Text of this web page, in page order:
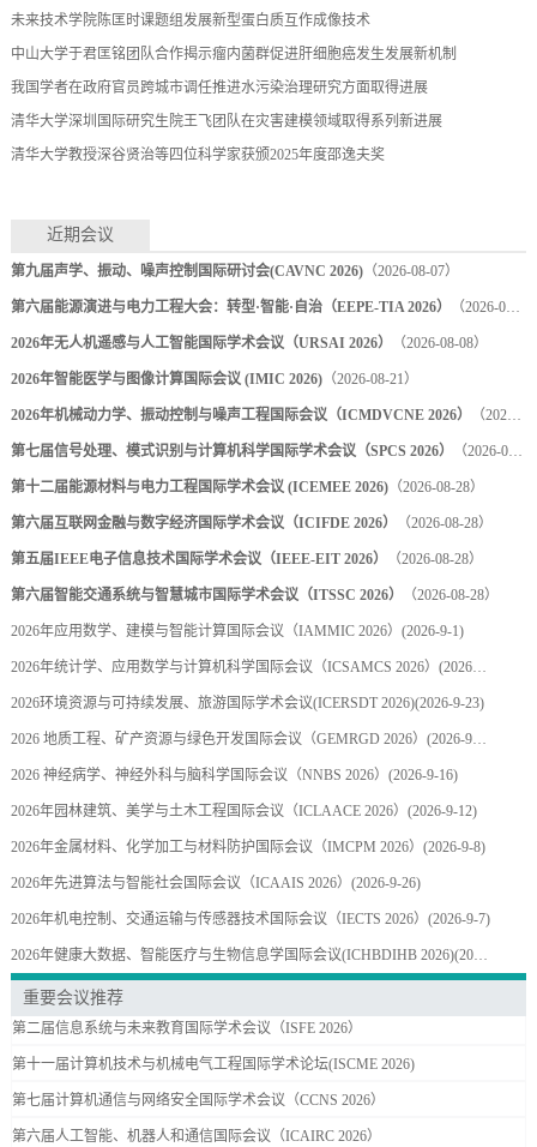
未来技术学院陈匡时课题组发展新型蛋白质互作成像技术
中山大学于君匡铭团队合作揭示瘤内菌群促进肝细胞癌发生发展新机制
我国学者在政府官员跨城市调任推进水污染治理研究方面取得进展
清华大学深圳国际研究生院王飞团队在灾害建模领域取得系列新进展
清华大学教授深谷贤治等四位科学家获颁2025年度邵逸夫奖
近期会议
第九届声学、振动、噪声控制国际研讨会(CAVNC 2026)（2026-08-07）
第六届能源演进与电力工程大会：转型·智能·自治（EEPE-TIA 2026） （2026-08-07）
2026年无人机遥感与人工智能国际学术会议（URSAI 2026） （2026-08-08）
2026年智能医学与图像计算国际会议 (IMIC 2026)（2026-08-21）
2026年机械动力学、振动控制与噪声工程国际会议（ICMDVCNE 2026） （2026-08-22）
第七届信号处理、模式识别与计算机科学国际学术会议（SPCS 2026） （2026-08-28）
第十二届能源材料与电力工程国际学术会议 (ICEMEE 2026)（2026-08-28）
第六届互联网金融与数字经济国际学术会议（ICIFDE 2026） （2026-08-28）
第五届IEEE电子信息技术国际学术会议（IEEE-EIT 2026） （2026-08-28）
第六届智能交通系统与智慧城市国际学术会议（ITSSC 2026） （2026-08-28）
2026年应用数学、建模与智能计算国际会议（IAMMIC 2026） (2026-9-1)
2026年统计学、应用数学与计算机科学国际会议（ICSAMCS 2026） (2026-9-30)
2026环境资源与可持续发展、旅游国际学术会议(ICERSDT 2026)(2026-9-23)
2026 地质工程、矿产资源与绿色开发国际会议（GEMRGD 2026） (2026-9-25)
2026 神经病学、神经外科与脑科学国际会议（NNBS 2026） (2026-9-16)
2026年园林建筑、美学与土木工程国际会议（ICLAACE 2026） (2026-9-12)
2026年金属材料、化学加工与材料防护国际会议（IMCPM 2026） (2026-9-8)
2026年先进算法与智能社会国际会议（ICAAIS 2026） (2026-9-26)
2026年机电控制、交通运输与传感器技术国际会议（IECTS 2026） (2026-9-7)
2026年健康大数据、智能医疗与生物信息学国际会议(ICHBDIHB 2026)(2026-9-7)
重要会议推荐
第二届信息系统与未来教育国际学术会议（ISFE 2026）
第十一届计算机技术与机械电气工程国际学术论坛(ISCME 2026)
第七届计算机通信与网络安全国际学术会议（CCNS 2026）
第六届人工智能、机器人和通信国际会议（ICAIRC 2026）